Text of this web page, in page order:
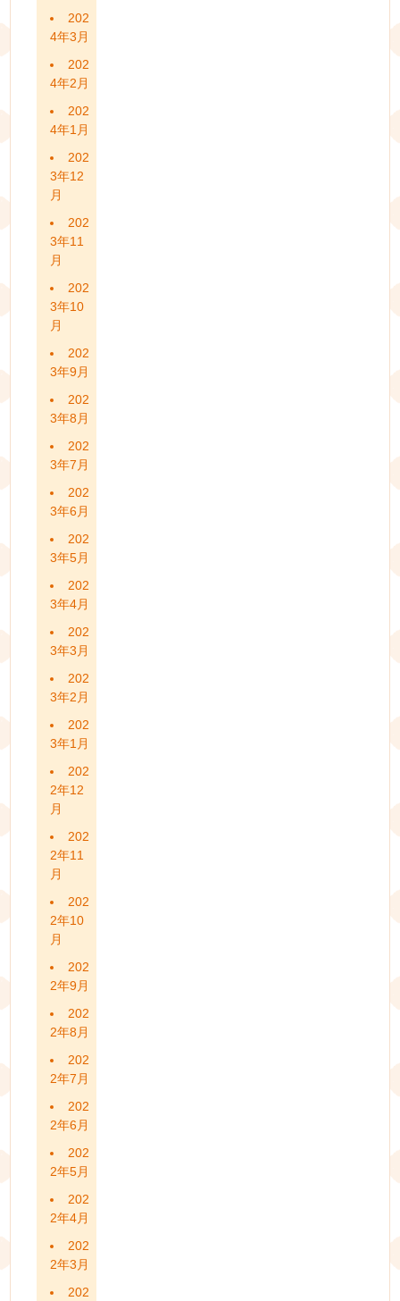
202
4年3月
202
4年2月
202
4年1月
202
3年12
月
202
3年11
月
202
3年10
月
202
3年9月
202
3年8月
202
3年7月
202
3年6月
202
3年5月
202
3年4月
202
3年3月
202
3年2月
202
3年1月
202
2年12
月
202
2年11
月
202
2年10
月
202
2年9月
202
2年8月
202
2年7月
202
2年6月
202
2年5月
202
2年4月
202
2年3月
202